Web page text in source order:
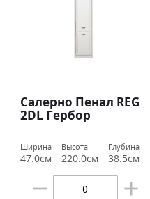
Салерно Пенал REG
2DL Гербор
Ширина
47.0см
Высота
220.0см
Глубина
38.5см